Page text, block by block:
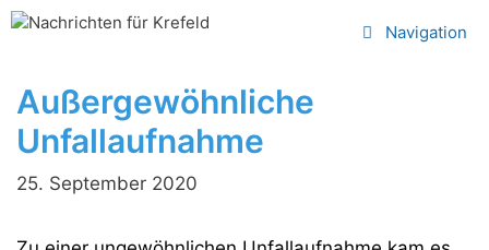
Zum
Navigation
Außergewöhnliche
Unfallaufnahme
25. September 2020